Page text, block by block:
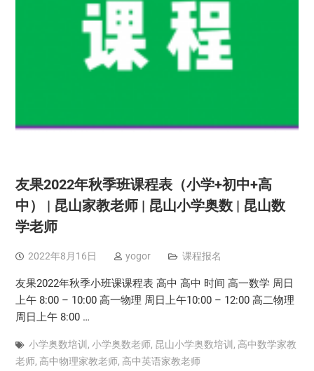
友果2022年秋季班课程表（小学+初中+高
中） | 昆山家教老师 | 昆山小学奥数 | 昆山数
学老师
2022年8月16日 yogor 课程报名
友果2022年秋季小班课课程表 高中 高中 时间 高一数学 周日
上午 8:00 – 10:00 高一物理 周日上午10:00 – 12:00 高二物理
周日上午 8:00 …
小学奥数培训 , 小学奥数老师, 昆山小学奥数培训 , 高中数学家教
老师, 高中物理家教老师, 高中英语家教老师